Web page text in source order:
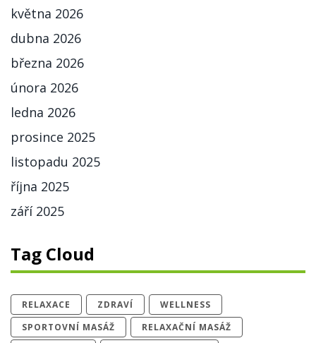
května 2026
dubna 2026
března 2026
února 2026
ledna 2026
prosince 2025
listopadu 2025
října 2025
září 2025
Tag Cloud
RELAXACE ZDRAVÍ
WELLNESS
SPORTOVNÍ MASÁŽ
RELAXAČNÍ MASÁŽ